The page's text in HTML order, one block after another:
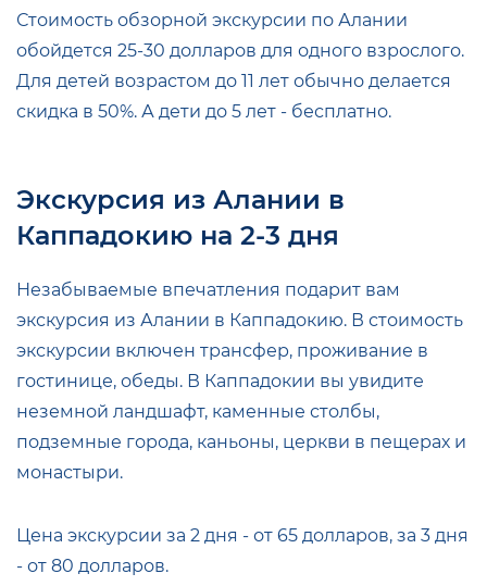
Стоимость обзорной экскурсии по Алании
обойдется 25-30 долларов для одного взрослого.
Для детей возрастом до 11 лет обычно делается
скидка в 50%. А дети до 5 лет - бесплатно.
Экскурсия из Алании в
Каппадокию на 2-3 дня
Незабываемые впечатления подарит вам
экскурсия из Алании в Каппадокию. В стоимость
экскурсии включен трансфер, проживание в
гостинице, обеды. В Каппадокии вы увидите
неземной ландшафт, каменные столбы,
подземные города, каньоны, церкви в пещерах и
монастыри.
Цена экскурсии за 2 дня - от 65 долларов, за 3 дня
- от 80 долларов.